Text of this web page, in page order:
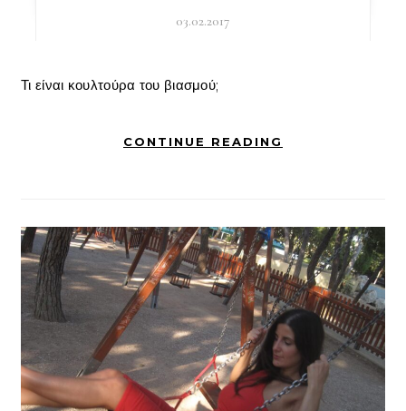
03.02.2017
Τι είναι κουλτούρα του βιασμού;
CONTINUE READING